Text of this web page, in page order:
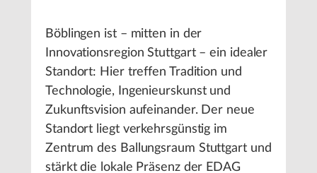
Böblingen ist – mitten in der
Innovationsregion Stuttgart – ein idealer
Standort: Hier treffen Tradition und
Technologie, Ingenieurskunst und
Zukunftsvision aufeinander. Der neue
Standort liegt verkehrsgünstig im
Zentrum des Ballungsraum Stuttgart und
stärkt die lokale Präsenz der EDAG